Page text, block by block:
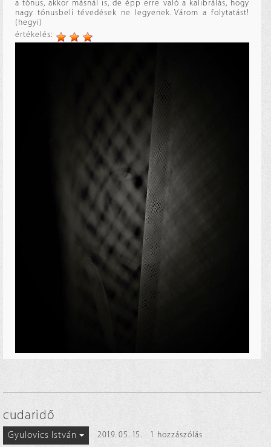
a tónus, akkor másnál is, de épp erre való a kalibrálás, hogy
nagy tónusbeli tévedések ne legyenek. Várom a folytatást!
(hegyi)
értékelés:
cudaridő
Gyulovics István 2019. 05. 15.
1 hozzászólás